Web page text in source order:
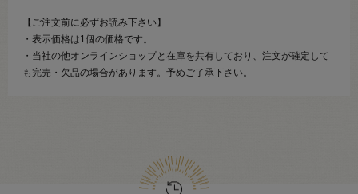
【ご注文前に必ずお読み下さい】
・表示価格は1個の価格です。
・当社の他オンラインショップと在庫を共有しており、注文が確定して
も完売・欠品の場合があります。予めご了承下さい。